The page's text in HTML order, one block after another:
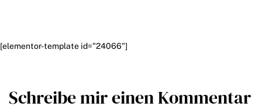
[elementor-template id="24066"]
Schreibe mir einen Kommentar